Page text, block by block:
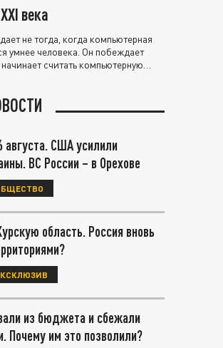
века
не тогда, когда компьютерная
умнее человека. Он побеждает
считать компьютерную
августа. США усилили
ВС России – в Орехове
область. Россия вновь
из бюджета и сбежали
Почему им это позволили?